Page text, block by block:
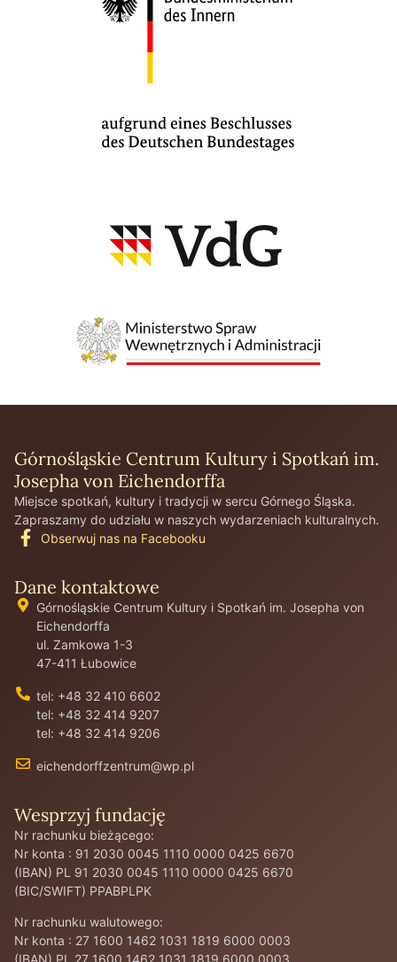
Górnośląskie Centrum Kultury i Spotkań im.
Josepha von Eichendorffa
Miejsce spotkań, kultury i tradycji w sercu Górnego Śląska.
Zapraszamy do udziału w naszych wydarzeniach kulturalnych.
Obserwuj nas na Facebooku
Dane kontaktowe
Górnośląskie Centrum Kultury i Spotkań im. Josepha von
Eichendorffa
ul. Zamkowa 1-3
47-411 Łubowice
tel: +48 32 410 6602
tel: +48 32 414 9207
tel: +48 32 414 9206
eichendorffzentrum@wp.pl
Wesprzyj fundację
Nr rachunku bieżącego:
Nr konta : 91 2030 0045 1110 0000 0425 6670
(IBAN) PL 91 2030 0045 1110 0000 0425 6670
(BIC/SWIFT) PPABPLPK
Nr rachunku walutowego:
Nr konta : 27 1600 1462 1031 1819 6000 0003
(IBAN) PL 27 1600 1462 1031 1819 6000 0003